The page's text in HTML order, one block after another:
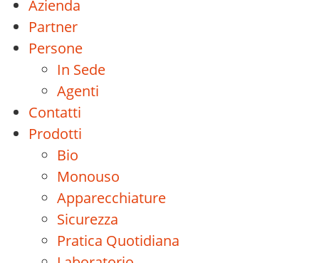
Azienda
Partner
Persone
In Sede
Agenti
Contatti
Prodotti
Bio
Monouso
Apparecchiature
Sicurezza
Pratica Quotidiana